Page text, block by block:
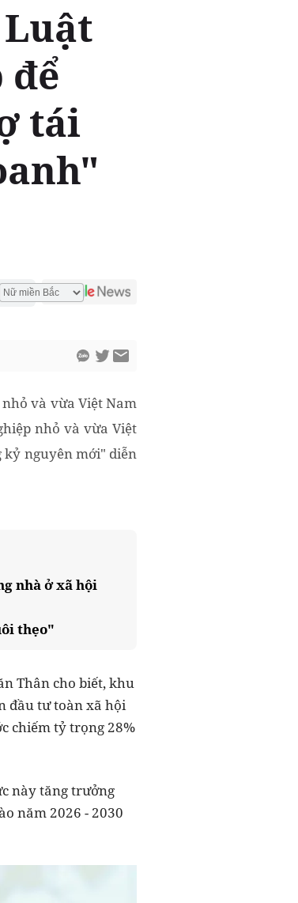
để
tái
và vừa Việt Nam
nhỏ và vừa Việt
kỷ nguyên mới" diễn
nhà ở xã hội
thẹo"
Thân cho biết, khu
đầu tư toàn xã hội
chiếm tỷ trọng 28%
này tăng trưởng
năm 2026 - 2030